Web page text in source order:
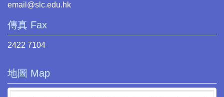
email@slc.edu.hk
傳真 Fax
2422 7104
地圖 Map